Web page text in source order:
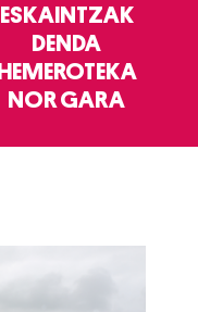
ESKAINTZAK
DENDA
HEMEROTEKA
NOR GARA